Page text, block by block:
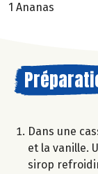
1 Ananas
Dans une
et la vanille.
sirop